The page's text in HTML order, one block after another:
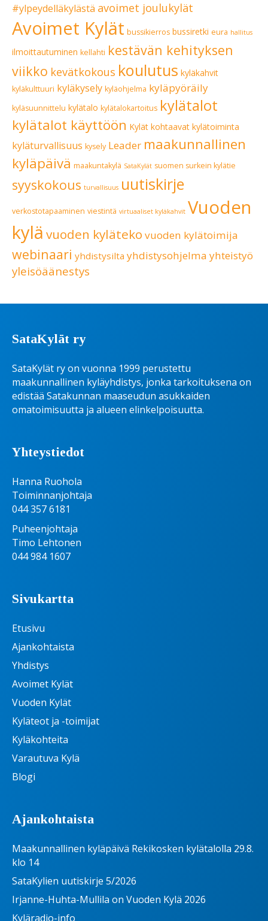
#ylpeydelläkylästä avoimet joulukylät
Avoimet Kylät bussikierros bussiretki eura hallitus
ilmoittautuminen kellahti kestävän kehityksen
viikko kevätkokous koulutus kyläkahvit
kyläkulttuuri kyläkysely kyläohjelma kyläpyöräily
kyläsuunnittelu kylätalo kylätalokartoitus kylätalot
kylätalot käyttöön Kylät kohtaavat kylätoiminta
kyläturvallisuus kysely Leader maakunnallinen
kyläpäivä maakuntakylä SataKylät suomen surkein kylätie
syyskokous turvallisuus uutiskirje
verkostotapaaminen viestintä virtuaaliset kyläkahvit Vuoden
kylä vuoden kyläteko vuoden kylätoimija
webinaari yhdistysilta yhdistysohjelma yhteistyö
yleisöäänestys
SataKylät ry
SataKylät ry on vuonna 1999 perustettu
maakunnallinen kyläyhdistys, jonka tarkoituksena on
edistää Satakunnan maaseudun asukkaiden
omatoimisuutta ja alueen elinkelpoisuutta.
Yhteystiedot
Hanna Ruohola
Toiminnanjohtaja
044 357 6181
Puheenjohtaja
Timo Lehtonen
044 984 1607
Sivukartta
Etusivu
Ajankohtaista
Yhdistys
Avoimet Kylät
Vuoden Kylät
Kyläteot ja -toimijat
Kyläkohteita
Varautuva Kylä
Blogi
Ajankohtaista
Maakunnallinen kyläpäivä Rekikosken kylätalolla 29.8.
klo 14
SataKylien uutiskirje 5/2026
Irjanne-Huhta-Mullila on Vuoden Kylä 2026
Kyläradio-info